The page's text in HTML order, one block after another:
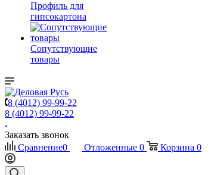
Профиль для
гипсокартона
Сопутствующие
товары
8 (4012) 99-99-22
8 (4012) 99-99-22
Заказать звонок
Сравнение0 Отложенные 0 Корзина 0